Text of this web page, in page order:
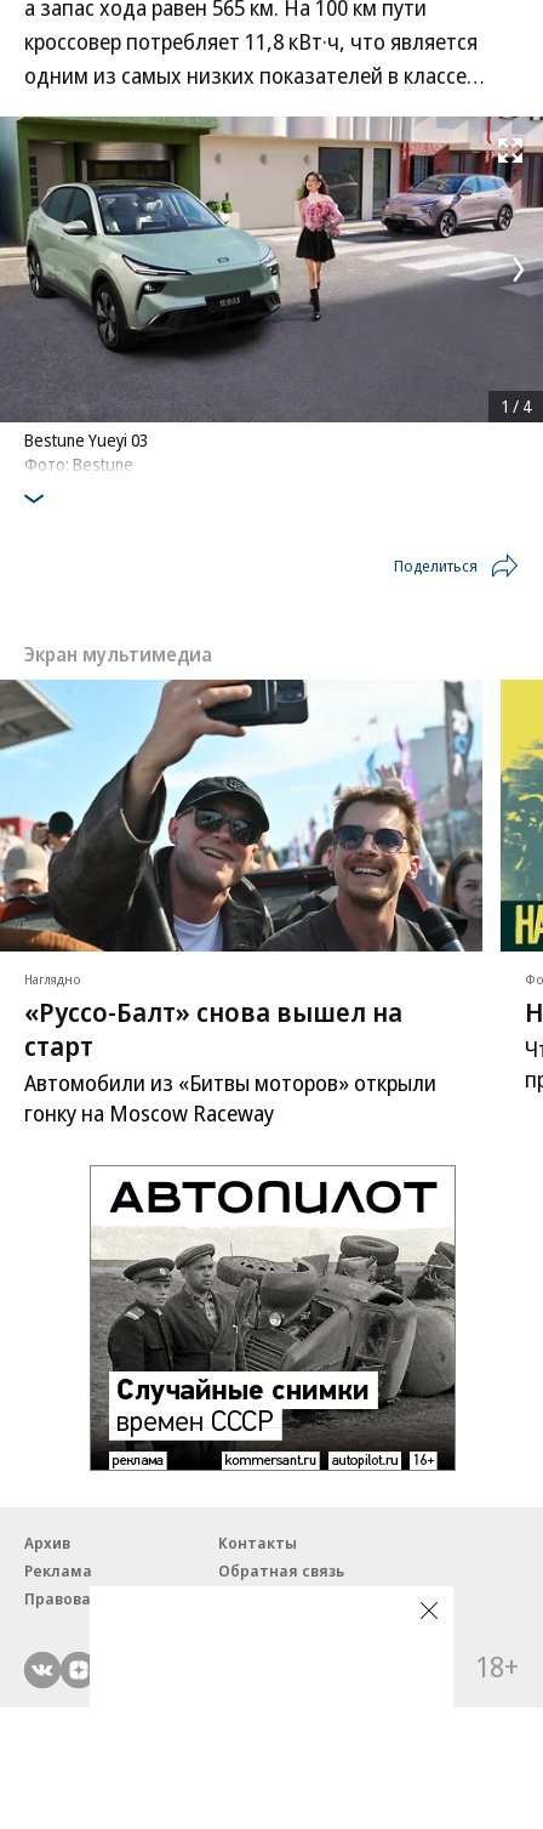
а запас хода равен 565 км. На 100 км пути
кроссовер потребляет 11,8 кВт·ч, что является
одним из самых низких показателей в классе…
Развернуть
Bestune Yueyi 03
Фото: Bestune
1 / 4
Поделиться
Экран мультимедиа
Наглядно
«Руссо-Балт» снова вышел на
старт
Автомобили из «Битвы моторов» открыли
гонку на Moscow Raceway
Архив
Контакты
Реклама
Обратная связь
Правовая информация
18+